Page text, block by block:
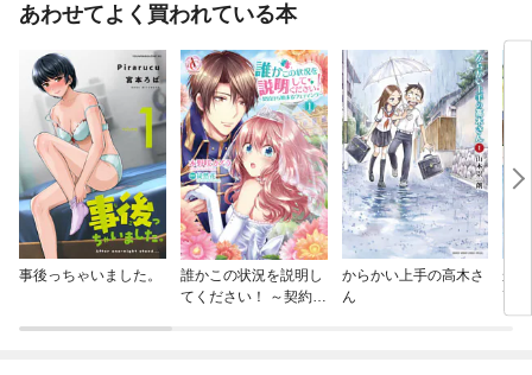
あわせてよく買われている本
事後っちゃいました。
誰かこの状況を説明し
てください！ ～契約か
からかい上手の高木さ
ん
か
高